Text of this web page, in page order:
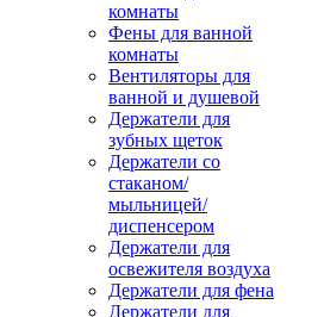
комнаты
Фены для ванной
комнаты
Вентиляторы для
ванной и душевой
Держатели для
зубных щеток
Держатели со
стаканом/
мыльницей/
диспенсером
Держатели для
освежителя воздуха
Держатели для фена
Держатели для